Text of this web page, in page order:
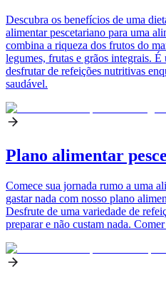
Descubra os benefícios de uma
alimentar pescetariano para uma
combina a riqueza dos frutos do
legumes, frutas e grãos integrais. É
desfrutar de refeições nutritivas
saudável.
Plano alimentar
Comece sua jornada rumo a uma
gastar nada com nosso plano
Desfrute de uma variedade de
preparar e não custam nada.